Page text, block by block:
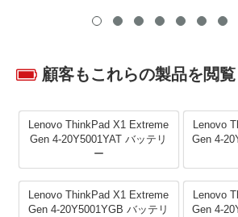
顧客もこれらの製品を閲
Lenovo ThinkPad X1 Extreme
Gen 4-20Y5001YAT バッテリ
ー
Lenovo
Gen 4-
Lenovo ThinkPad X1 Extreme
Gen 4-20Y5001YGB バッテリ
Lenovo
Gen 4-